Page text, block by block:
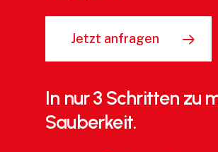
Jetzt anfragen
In nur 3 Schritten zu
Sauberkeit.